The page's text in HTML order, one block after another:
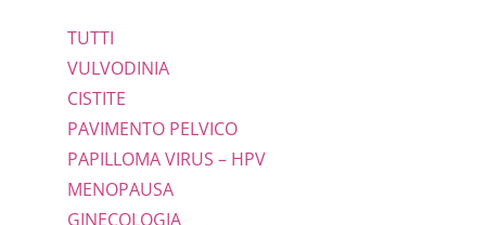
TUTTI
VULVODINIA
CISTITE
PAVIMENTO PELVICO
PAPILLOMA VIRUS – HPV
MENOPAUSA
GINECOLOGIA